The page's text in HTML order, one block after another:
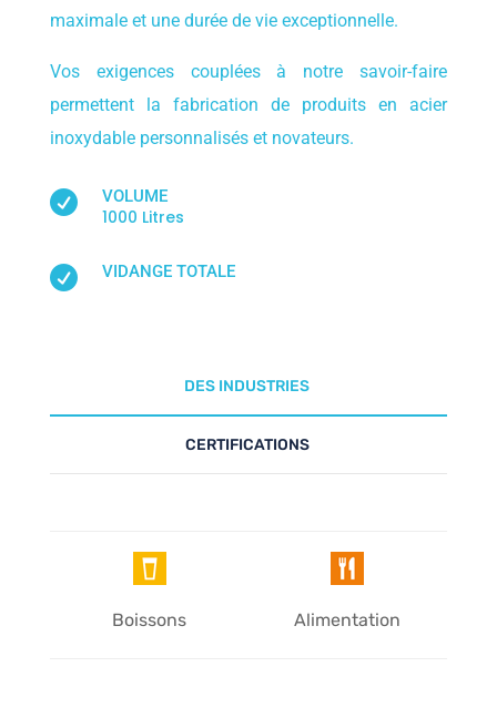
maximale et une durée de vie exceptionnelle.
Vos exigences couplées à notre savoir-faire
permettent la fabrication de produits en acier
inoxydable personnalisés et novateurs.
 VOLUME
1000 Litres
 VIDANGE TOTALE
DES INDUSTRIES
CERTIFICATIONS
Boissons Alimentation